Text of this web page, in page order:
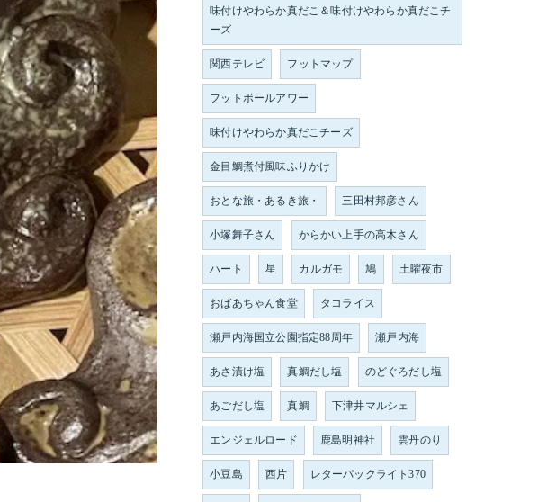
味付けやわらか真だこ＆味付けやわらか真だこチ
ーズ
関西テレビ フットマップ
フットボールアワー
味付けやわらか真だこチーズ
金目鯛煮付風味ふりかけ
おとな旅・あるき旅・ 三田村邦彦さん
小塚舞子さん からかい上手の高木さん
ハート 星 カルガモ 鳩 土曜夜市
おばあちゃん食堂 タコライス
瀬戸内海国立公園指定88周年 瀬戸内海
あさ漬け塩 真鯛だし塩 のどぐろだし塩
あごだし塩 真鯛 下津井マルシェ
エンジェルロード 鹿島明神社 雲丹のり
小豆島 西片 レターパックライト370